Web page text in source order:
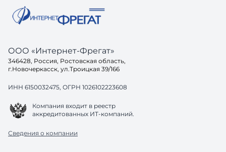
ООО «Интернет-Фрегат»
346428, Россия, Ростовская область,
г.Новочеркасск, ул.Троицкая 39/166
ИНН 6150032475, ОГРН 1026102223608
Компания входит в реестр
аккредитованных ИТ-компаний.
Сведения о компании